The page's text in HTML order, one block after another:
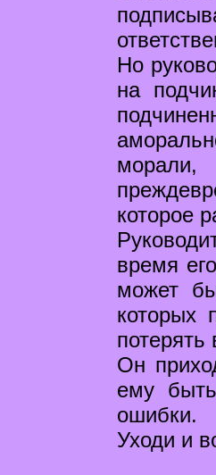
Но
на
которое
время
может
которых
Он
ему
ошибки.
Уходи и